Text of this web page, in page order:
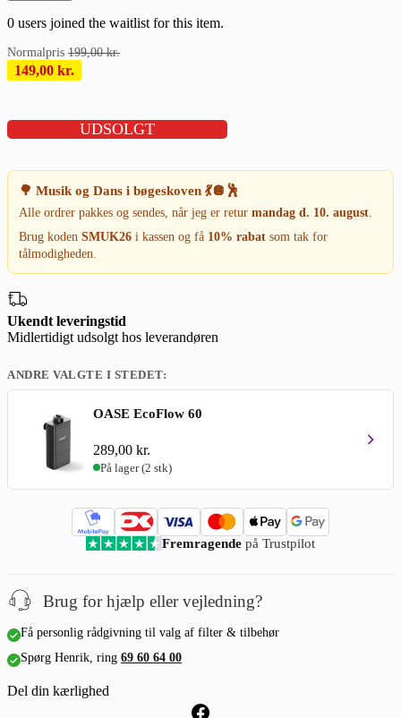
0 users joined the waitlist for this item.
199,00kr.
149,00 kr.
UDSOLGT
🌳 Musik og Dans i bøgeskoven 💃🪩🕺
Alle ordrer pakkes og sendes, når jeg er retur mandag d. 10. august
Brug koden SMUK26 i kassen og få 10% rabat som tak for
tålmodigheden.
Ukendt leveringstid
Midlertidigt udsolgt hos leverandøren
ANDRE VALGTE I STEDET:
OASE EcoFlow 60
289,00 kr.
På lager (2 stk)
Fremragende på Trustpilot
Brug for hjælp eller vejledning?
Få personlig rådgivning til valg af filter & tilbehør
Spørg Henrik, ring 69 60 64 00
Del din kærlighed